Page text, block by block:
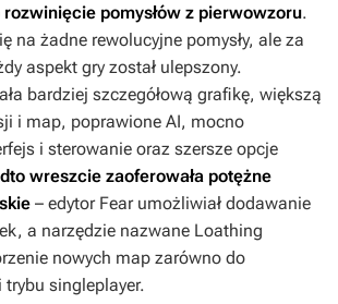
rozwinięcie pomysłów z pierwowzoru.
na żadne rewolucyjne pomysły, ale za
aspekt gry został ulepszony.
bardziej szczegółową grafikę, większą
i map, poprawione AI, mocno
i sterowanie oraz szersze opcje
wreszcie zaoferowała potężne
– edytor Fear umożliwiał dodawanie
a narzędzie nazwane Loathing
nowych map zarówno do
singleplayer.